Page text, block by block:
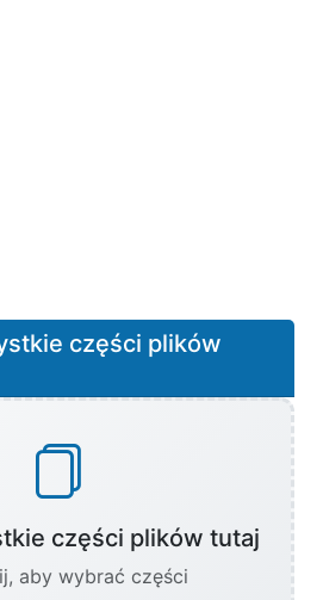
części plików
części plików tutaj
aby wybrać części